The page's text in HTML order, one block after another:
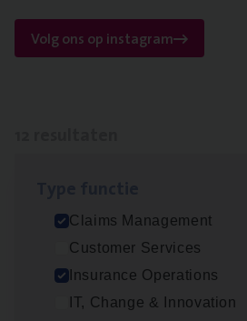
Volg ons op instagram
Claims Management
Customer Services
Insurance Operations
IT, Change & Innovation
Insu­ran­ce Bro­ker Trans­port
Sales Management
Antwerpen